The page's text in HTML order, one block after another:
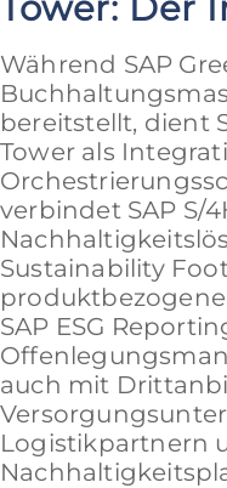
Während SAP
bereitstellt, dient
Tower als
verbindet SAP S/
Sustainability
SAP ESG
auch mit
Logistikpartnern